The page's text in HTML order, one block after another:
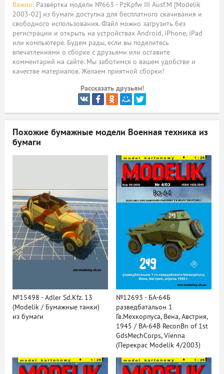
Важно: Развёртка модели №663 - PzKpfw III Ausf.M [Modelik
2003-02] из бумаги доступна для бесплатного скачивания и
свободного использования. Файл можно загрузить без
регистрации и открыть на устройствах Android, iPhone, iPad
или компьютере. Будем рады, если вы поделитесь
впечатлениями о сборке с друзьями или оставите
комментарий на сайте. Мы заботимся о вашем удобстве и
качестве материалов. Желаем приятной сборки!
Рассказать друзьям!
Похожие бумажные модели Военная техника из
бумаги
№15498 - Adler Sd.Kfz. 13
(Modelik / Бумажные танки)
из бумаги
№12693 - БА-64Б
разведбатальон 1
Гв.Мехкорпуса, Вена, Австрия,
1945 / BA-64B ReconBn of 1st
GdsMechCorps, Vienna
(Перекрас Modelik 4/2003)